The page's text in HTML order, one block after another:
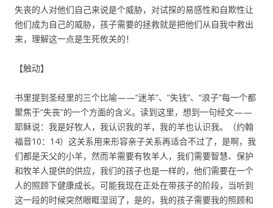
失丧的人对他们自己来说是个威胁，对试探的易感性和自欺性让
他们成为自己的威胁，孩子需要的拯救就是把他们从自我中救出
来，理解这一点是生死攸关的！
【触动】
书里提到圣经里的三个比喻——“迷羊”、“失钱”、“浪子”每一个都
聚焦于“失丧”的一个方面的含义。读到这里，想到一句经文——
耶稣说：我是好牧人，我认识我的羊，我的羊也认识我。（约翰
福音10：14）这关系用来形容亲子关系再适合不过了，是啊，我
们都是天父的小羊，然而羊需要有牧羊人，我们需要智慧、保护
和牧羊人提供的供应，我们的孩子也是一样的，他们需要在一个
人的照顾下健康成长。可能我现在正处在带孩子的阶段，当听到
这一段的时候突然眼眶湿润了，是的，我的孩子需要我的照顾和